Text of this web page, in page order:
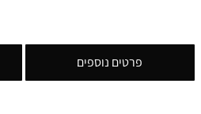
פרטים נוספים